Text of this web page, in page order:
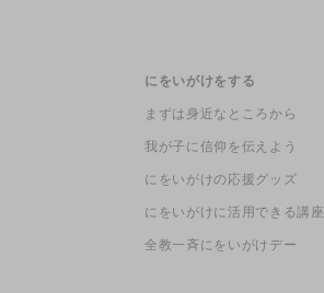
にをいがけをする
まずは身近なところから
我が子に信仰を伝えよう
にをいがけの応援グッズ
にをいがけに活用できる講座
全教一斉にをいがけデー